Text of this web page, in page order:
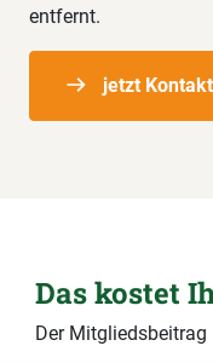
entfernt.
jetzt
Das kostet
Der